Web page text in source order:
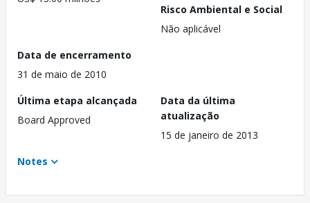
Risco Ambiental e Social
Não aplicável
Data de encerramento
31 de maio de 2010
Última etapa alcançada
Board Approved
Data da última
atualização
15 de janeiro de 2013
Notes